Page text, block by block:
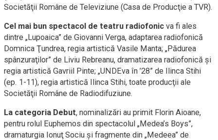
Societăţii Române de Televiziune (Casa de Producţie a TVR).
Cel mai bun spectacol de teatru radiofonic va fi ales
dintre „Lupoaica” de Giovanni Verga, adaptarea radiofonică
Domnica Ţundrea, regia artistică Vasile Manta; „Pădurea
spânzuraţilor” de Liviu Rebreanu, dramatizarea radiofonică şi
regia artistică Gavriil Pinte; „UNDEva în ’28” de Ilinca Stihi
(ep. 1-11), regia artistică Ilinca Stihi, toate producţii ale
Societăţii Române de Radiodifuziune.
La categoria Debut, nominalizări au primit Florin Aioane,
pentru rolul Euphemos din spectacolul „Medea’s Boys”,
dramaturgia Ionuţ Sociu şi fragmente din „Medeea” de